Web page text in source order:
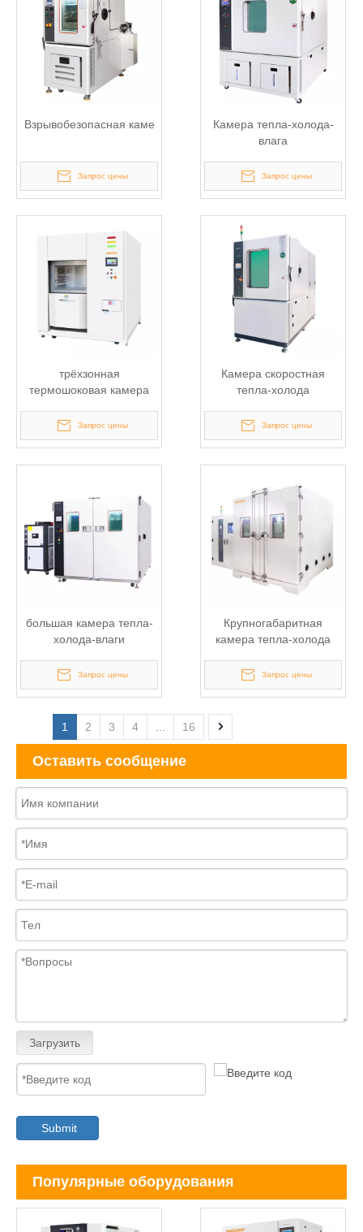
Взрывобезопасная каме
Запрос цены
Камера тепла-холода-
влага
Запрос цены
трёхзонная
термошоковая камера
Запрос цены
Камера скоростная
тепла-холода
Запрос цены
большая камера тепла-
холода-влаги
Запрос цены
Крупногабаритная
камера тепла-холода
Запрос цены
1 2 3 4 16
Оставить сообщение
Загрузить
Submit
Популярные оборудования